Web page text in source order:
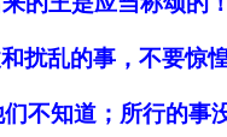
扰乱的事，不要
不知道；所行的事